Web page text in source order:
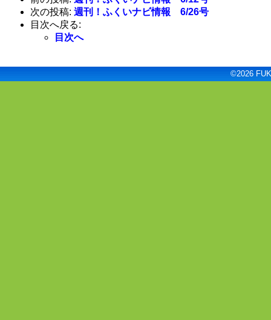
次の投稿: 週刊！ふくいナビ情報 6/26号
目次へ戻る:
目次へ
©2026